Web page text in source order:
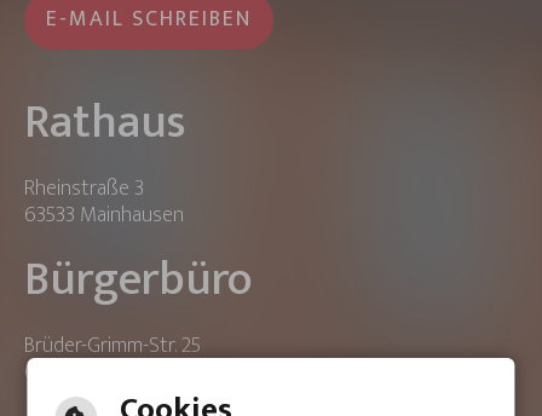
E-MAIL SCHREIBEN
Rathaus
Rheinstraße 3
63533 Mainhausen
Bürgerbüro
Brüder-Grimm-Str. 25
63533 Mainhausen